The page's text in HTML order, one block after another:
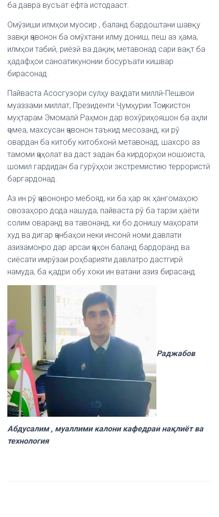
ба давра вусъат ёфта истодааст.
Омӯзиши илмҳои муосир , баланд бардоштани шавқу
завқи ҷавонон ба омӯхтани илму дониш, пеш аз ҳама,
илмҳои табиӣ, риёзӣ ва дақиқ метавонад сари вақт ба
ҳадафҳои саноатикунонии босуръати кишвар
бирасонад.
Пайваста Асосгузори сулҳу ваҳдати миллӣ-Пешвои
муаззами миллат, Президенти Ҷумҳурии Тоҷикистон
муҳтарам Эмомалӣ Раҳмон дар вохӯриҳояшон ба аҳли
ҷомеа, махсусан ҷавонон таъкид месозанд, ки рӯ
овардан ба китобу китобхонӣ метавонад, шахсро аз
тамоми ҷаҳолат ва даст задан ба кирдорҳои ношоиста,
шомил гардидан ба гурӯҳҳои экстремистию террористӣ
баргардонад.
Аз ин рӯ ҷавононро мебояд, ки ба ҳар як ҳангомаҳою
овозаҳоро дода нашуда, пайваста рӯ ба тарзи ҳаёти
солим оваранд ва тавонанд, ки бо донишу маҳорати
худ ва дигар ҷанбаҳои неки инсонӣ номи давлати
азизамонро дар арсаи ҷаҳон баланд бардоранд ва
сиёсати имрӯзаи роҳбарияти давлатро дастгирӣ
намуда, ба қадри обу хоки ин ватани азиз бирасанд.
Раджабов
Абдусалим , муаллими калони кафедраи нақлиёт ва
технология